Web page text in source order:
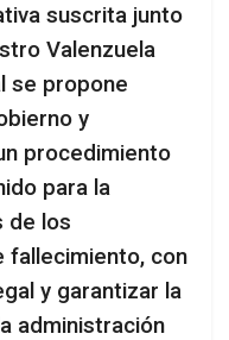
suscrita junto
Valenzuela
se propone
y
procedimiento
para la
de los
fallecimiento, con
y garantizar la
administración